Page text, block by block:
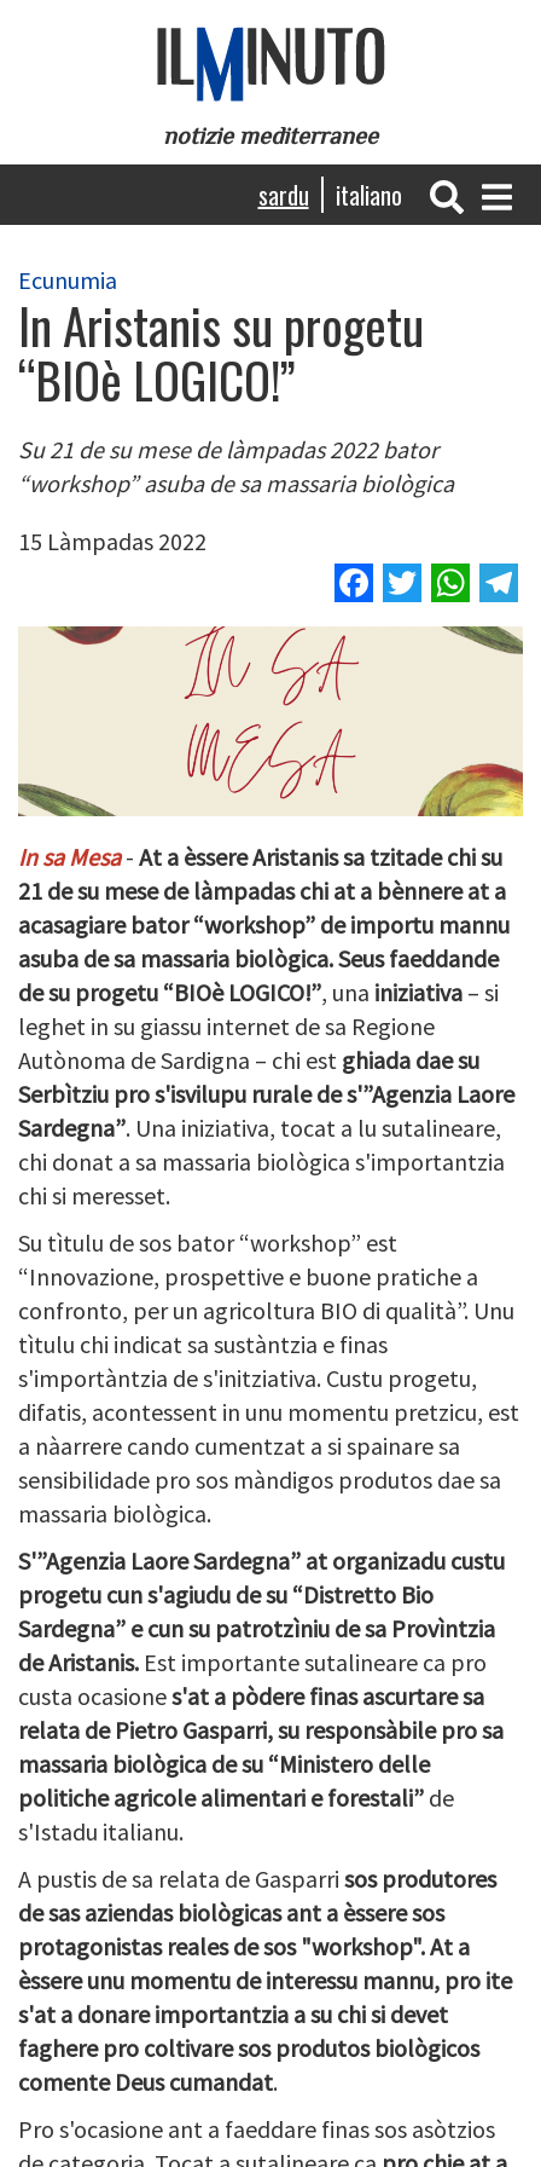
notizie mediterranee
Navigazione
principale
sardu italiano
Ecunumia
In Aristanis su progetu
“BIOè LOGICO!”
Su 21 de su mese de làmpadas 2022 bator
“workshop” asuba de sa massaria biològica
15 Làmpadas 2022
Facebook
Twitter
In sa Mesa- At a èssere Aristanis sa tzitade chi su
21 de su mese de làmpadas chi at a bènnere at a
acasagiare bator “workshop” de importu mannu
asuba de sa massaria biològica. Seus faeddande
de su progetu “BIOè LOGICO!”, una iniziativa – si
leghet in su giassu internet de sa Regione
Autònoma de Sardigna – chi est ghiada dae su
Serbìtziu pro s'isvilupu rurale de s'”Agenzia Laore
Sardegna”. Una iniziativa, tocat a lu sutalineare,
chi donat a sa massaria biològica s'importantzia
chi si meresset.
Su tìtulu de sos bator “workshop” est
“Innovazione, prospettive e buone pratiche a
confronto, per un agricoltura BIO di qualità”. Unu
tìtulu chi indicat sa sustàntzia e finas
s'importàntzia de s'initziativa. Custu progetu,
difatis, acontessent in unu momentu pretzicu, est
a nàarrere cando cumentzat a si spainare sa
sensibilidade pro sos màndigos produtos dae sa
massaria biològica.
S'”Agenzia Laore Sardegna” at organizadu custu
progetu cun s'agiudu de su “Distretto Bio
Sardegna” e cun su patrotzìniu de sa Provìntzia
de Aristanis. Est importante sutalineare ca pro
custa ocasiones'at a pòdere finas ascurtare sa
relata de Pietro Gasparri, su responsàbile pro sa
massaria biològica de su “Ministero delle
politiche agricole alimentari e forestali” de
s'Istadu italianu.
A pustis de sa relata de Gasparri sos produtores
de sas aziendas biològicas ant a èssere sos
protagonistas reales de sos "workshop". At a
èssere unu momentu de interessu mannu, pro ite
s'at a donare importantzia a su chi si devet
faghere pro coltivare sos produtos biològicos
comente Deus cumandat.
Pro s'ocasione ant a faeddare finas sos asòtzios